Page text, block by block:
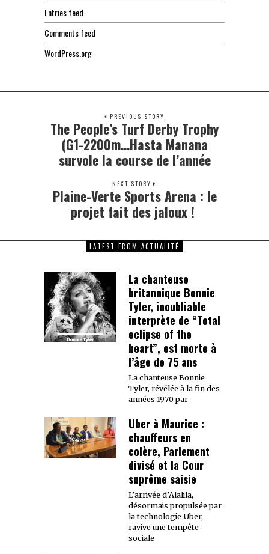
Entries feed
Comments feed
WordPress.org
PREVIOUS STORY
Previous
post:
The People’s Turf Derby Trophy
(G1-2200m…Hasta Manana
survole la course de l’année
NEXT STORY
Next
post:
Plaine-Verte Sports Arena : le
projet fait des jaloux !
LATEST FROM ACTUALITÉ
La chanteuse
britannique Bonnie
Tyler, inoubliable
interprète de “Total
eclipse of the
heart”, est morte à
l’âge de 75 ans
La chanteuse Bonnie
Tyler, révélée à la fin des
années 1970 par
Uber à Maurice :
chauffeurs en
colère, Parlement
divisé et la Cour
suprême saisie
L’arrivée d’Alalila,
désormais propulsée par
la technologie Uber,
ravive une tempête
sociale